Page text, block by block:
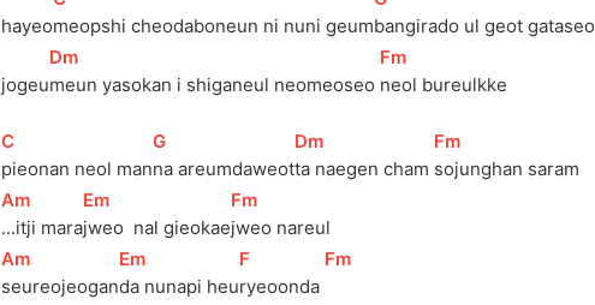
hayeomeopshi cheodaboneun ni nuni geumbangirado ul geot gataseo
jogeu
[Dm
meun yasokan i shiganeul neomeoseo
[Fm
neol bureulkke
[
C
pieonan neol man
[
G
na areumdaweot
[Dm
ta naegen cham
[Fm
sojunghan saram
[
Am
...itji mara
[Em
jweo  nal gieokae
[Fm
jweo nareul
[
Am
seureojeogan
[Em
da nunapi heu
[F
ryeoonda
[Fm